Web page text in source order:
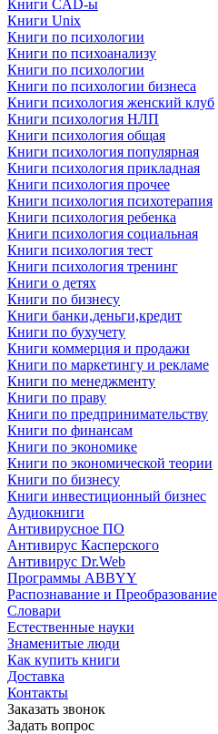
Книги CAD-ы
Книги Unix
Книги по психологии
Книги по психоанализу
Книги по психологии
Книги по психологии бизнеса
Книги психология женский клуб
Книги психология НЛП
Книги психология общая
Книги психология популярная
Книги психология прикладная
Книги психология прочее
Книги психология психотерапия
Книги психология ребенка
Книги психология социальная
Книги психология тест
Книги психология тренинг
Книги о детях
Книги по бизнесу
Книги банки,деньги,кредит
Книги по бухучету
Книги коммерция и продажи
Книги по маркетингу и рекламе
Книги по менеджменту
Книги по праву
Книги по предпринимательству
Книги по финансам
Книги по экономике
Книги по экономической теории
Книги по бизнесу
Книги инвестиционный бизнес
Аудиокниги
Антивирусное ПО
Антивирус Касперского
Антивирус Dr.Web
Программы ABBYY
Распознавание и Преобразование
Словари
Естественные науки
Знаменитые люди
Как купить книги
Доставка
Контакты
Заказать звонок
Задать вопрос